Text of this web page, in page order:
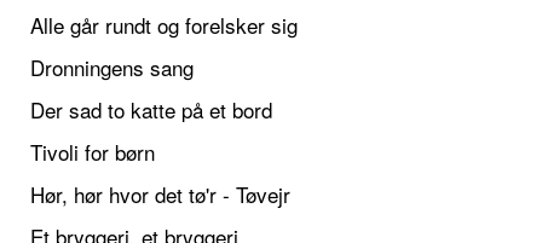
Alle går rundt og forelsker sig
Dronningens sang
Der sad to katte på et bord
Tivoli for børn
Hør, hør hvor det tø'r - Tøvejr
Et bryggeri, et bryggeri